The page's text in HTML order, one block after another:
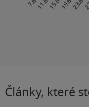
Články, které